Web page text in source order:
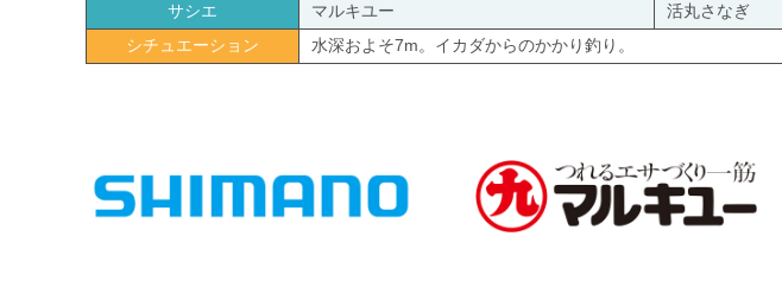
サシエ
マルキユー
活丸さなぎ
シチュエーション
水深およそ7m。イカダからのかかり釣り。